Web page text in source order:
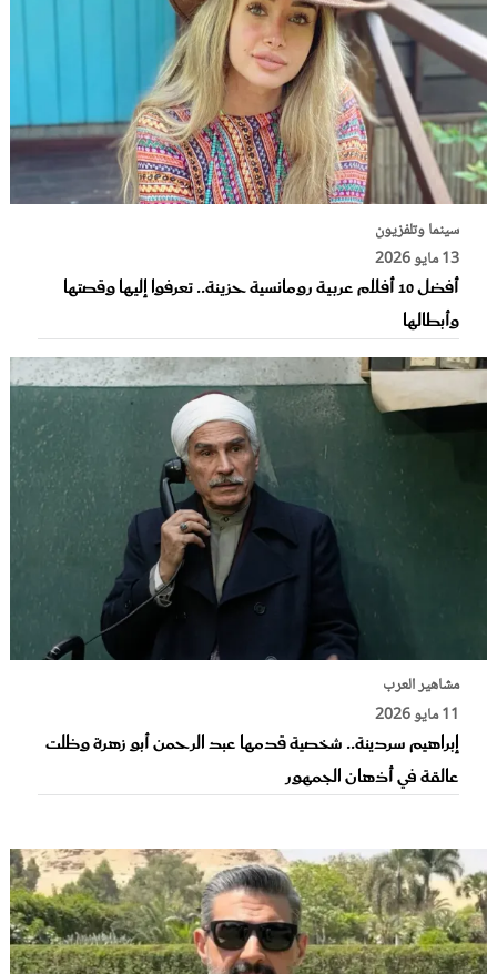
سينما وتلفزيون
13 مايو 2026
أفضل 10 أفلام عربية رومانسية حزينة.. تعرفوا إليها وقصتها
وأبطالها
مشاهير العرب
11 مايو 2026
إبراهيم سردينة.. شخصية قدمها عبد الرحمن أبو زهرة وظلت
عالقة في أذهان الجمهور